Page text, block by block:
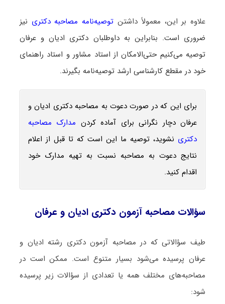
علاوه بر این، معمولاً داشتنتوصیه‌نامه مصاحبه دکتری نیز
ضروری است. بنابراین به داوطلبان دکتری ادیان و عرفان
توصیه می‌کنیم حتی‌الامکان از استاد مشاور و استاد راهنمای
خود در مقطع کارشناسی ارشد توصیه‌نامه بگیرند.
برای این که در صورت دعوت به مصاحبه دکتری ادیان و
عرفان دچار نگرانی برای آماده کردن مدارک مصاحبه
دکتری نشوید، توصیه ما این است که تا قبل از اعلام
نتایج دعوت به مصاحبه نسبت به تهیه مدارک خود
اقدام کنید.
سؤالات مصاحبه آزمون دکتری ادیان و عرفان
طیف سؤالاتی که در مصاحبه آزمون دکتری رشته ادیان و
عرفان پرسیده می‌شود بسیار متنوع است. ممکن است در
مصاحبه‌های مختلف همه یا تعدادی از سؤالات زیر پرسیده
شود: